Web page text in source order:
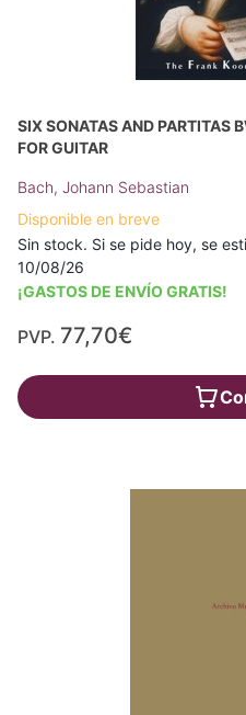
SIX SONATAS AND PARTITAS
FOR GUITAR
Bach, Johann Sebastian
Disponible en breve
Sin stock. Si se pide hoy, se
10/08/26
¡GASTOS DE ENVÍO GRATIS!
PVP. 77,70€